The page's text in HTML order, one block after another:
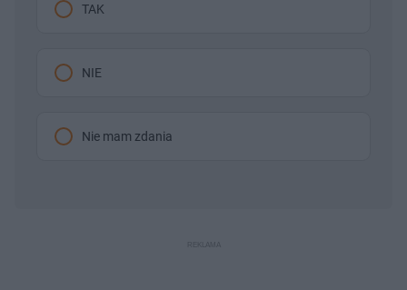
TAK
NIE
Nie mam zdania